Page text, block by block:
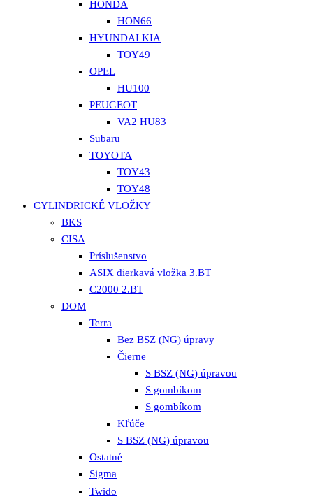
HONDA
HON66
HYUNDAI KIA
TOY49
OPEL
HU100
PEUGEOT
VA2 HU83
Subaru
TOYOTA
TOY43
TOY48
CYLINDRICKÉ VLOŽKY
BKS
CISA
Príslušenstvo
ASIX dierkavá vložka 3.BT
C2000 2.BT
DOM
Terra
Bez BSZ (NG) úpravy
Čierne
S BSZ (NG) úpravou
S gombíkom
S gombíkom
Kľúče
S BSZ (NG) úpravou
Ostatné
Sigma
Twido